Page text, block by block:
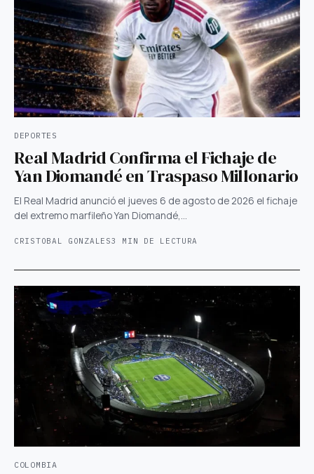
DEPORTES
Real Madrid Confirma el Fichaje de
Yan Diomandé en Traspaso Millonario
El Real Madrid anunció el jueves 6 de agosto de 2026 el fichaje
del extremo marfileño Yan Diomandé,…
CRISTOBAL GONZALES3 MIN DE LECTURA
COLOMBIA